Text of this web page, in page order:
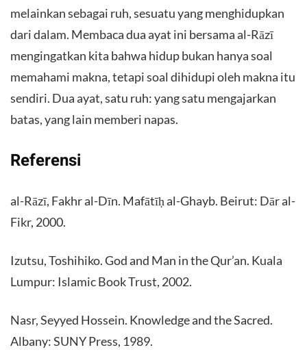
melainkan sebagai ruh, sesuatu yang menghidupkan
dari dalam. Membaca dua ayat ini bersama al-Rāzī
mengingatkan kita bahwa hidup bukan hanya soal
memahami makna, tetapi soal dihidupi oleh makna itu
sendiri. Dua ayat, satu ruh: yang satu mengajarkan
batas, yang lain memberi napas.
Referensi
al-Rāzī, Fakhr al-Dīn. Mafātīḥ al-Ghayb. Beirut: Dār al-
Fikr, 2000.
Izutsu, Toshihiko. God and Man in the Qur’an. Kuala
Lumpur: Islamic Book Trust, 2002.
Nasr, Seyyed Hossein. Knowledge and the Sacred.
Albany: SUNY Press, 1989.